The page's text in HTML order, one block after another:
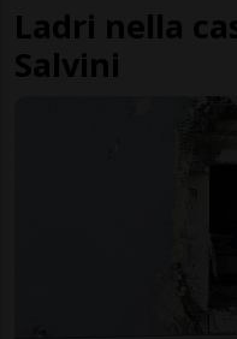
Ladri nella
Salvini